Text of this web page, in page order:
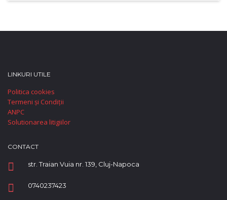
LINKURI UTILE
Politica cookies
Termeni și Condiții
ANPC
Solutionarea litigiilor
CONTACT
str. Traian Vuia nr. 139, Cluj-Napoca
0740237423